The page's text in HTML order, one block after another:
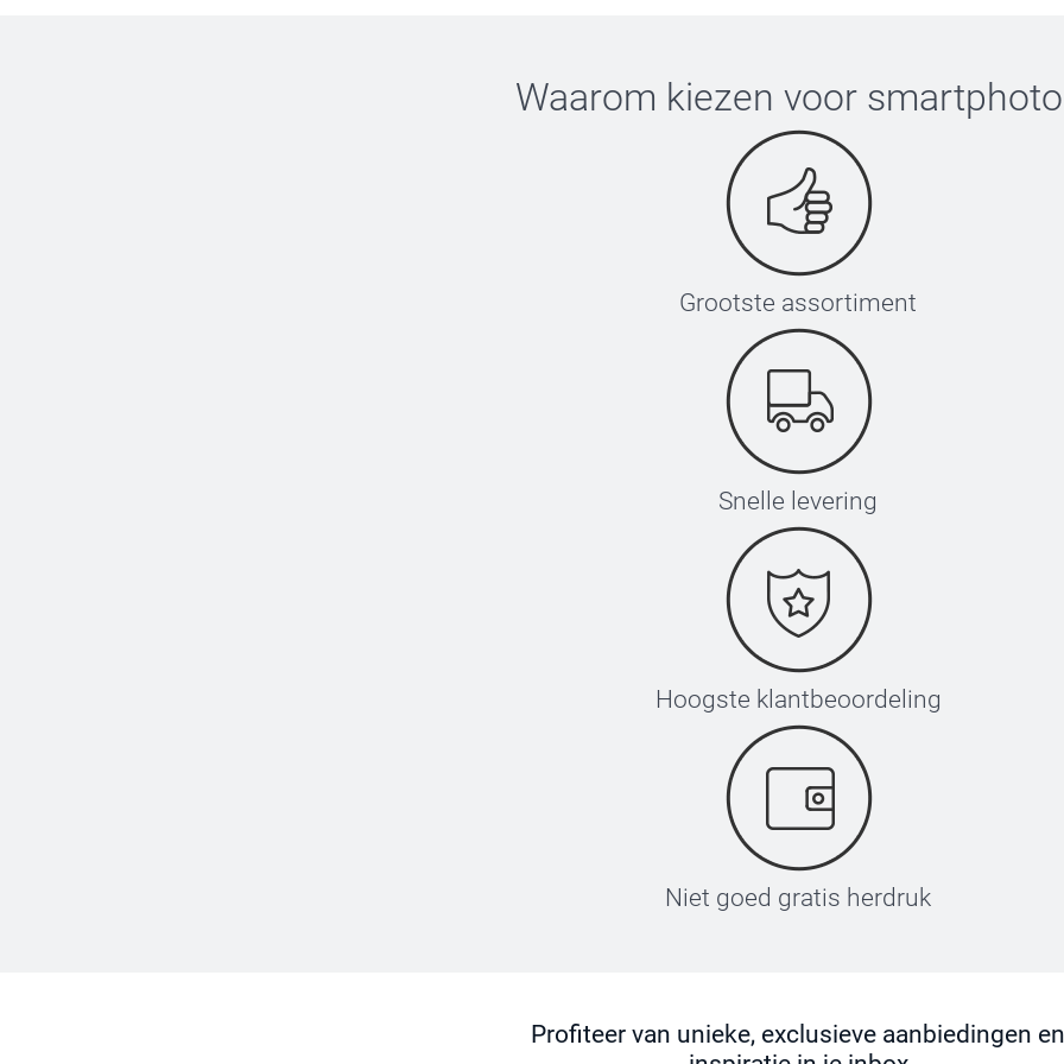
Waarom kiezen voor smartphoto
Grootste assortiment
Snelle levering
Hoogste klantbeoordeling
Niet goed gratis herdruk
Profiteer van unieke, exclusieve aanbiedingen en